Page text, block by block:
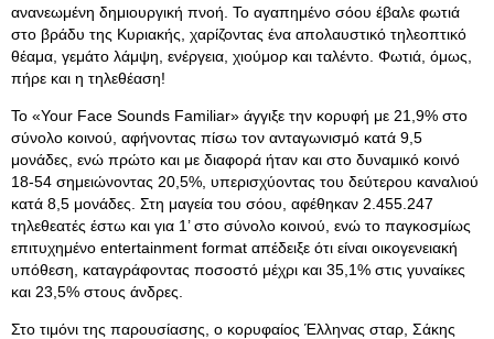
ανανεωμένη δημιουργική πνοή. Το αγαπημένο σόου έβαλε φωτιά
στο βράδυ της Κυριακής, χαρίζοντας ένα απολαυστικό τηλεοπτικό
θέαμα, γεμάτο λάμψη, ενέργεια, χιούμορ και ταλέντο. Φωτιά, όμως,
πήρε και η τηλεθέαση!
Το «Your Face Sounds Familiar» άγγιξε την κορυφή με 21,9% στο
σύνολο κοινού, αφήνοντας πίσω τον ανταγωνισμό κατά 9,5
μονάδες, ενώ πρώτο και με διαφορά ήταν και στο δυναμικό κοινό
18-54 σημειώνοντας 20,5%, υπερισχύοντας του δεύτερου καναλιού
κατά 8,5 μονάδες. Στη μαγεία του σόου, αφέθηκαν 2.455.247
τηλεθεατές έστω και για 1’ στο σύνολο κοινού, ενώ το παγκοσμίως
επιτυχημένο entertainment format απέδειξε ότι είναι οικογενειακή
υπόθεση, καταγράφοντας ποσοστό μέχρι και 35,1% στις γυναίκες
και 23,5% στους άνδρες.
Στο τιμόνι της παρουσίασης, ο κορυφαίος Έλληνας σταρ, Σάκης